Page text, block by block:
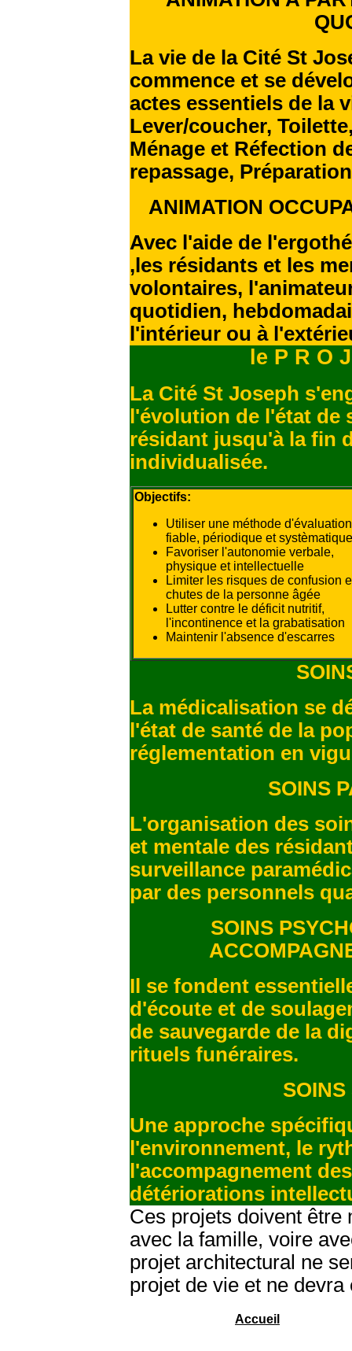
La vie de la Cité St
commence et se
actes essentiels de la
Lever/coucher,
Ménage et Réfection
repassage,
ANIMATION
Avec l'aide de
,les résidants et les
volontaires,
quotidien,
l'intérieur ou à
le P R O
La Cité St Joseph
l'évolution de l'état de
résidant jusqu'à la fin
individualisée.
Objectifs:
Utiliser une méthode d'évaluation
fiable, périodique et systèmatique
Favoriser l'autonomie verbale,
physique et intellectuelle
Limiter les risques de confusion
chutes de la personne âgée
Lutter contre le déficit nutritif,
l'incontinence et la grabatisation
Maintenir l'absence d'escarres
La médicalisation se
l'état de santé de la
réglementation en
SOINS
L'organisation des
et mentale des
surveillance
par des personnels
SOINS
Il se fondent
d'écoute et de
de sauvegarde de la
rituels funéraires.
SOINS
Une approche
l'environnement, le
l'accompagnement
détériorations
Ces projets doivent être
avec la famille, voire
projet architectural ne
projet de vie et ne
Accueil